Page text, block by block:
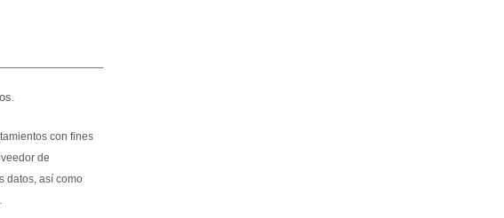
con fines
de
datos, así como